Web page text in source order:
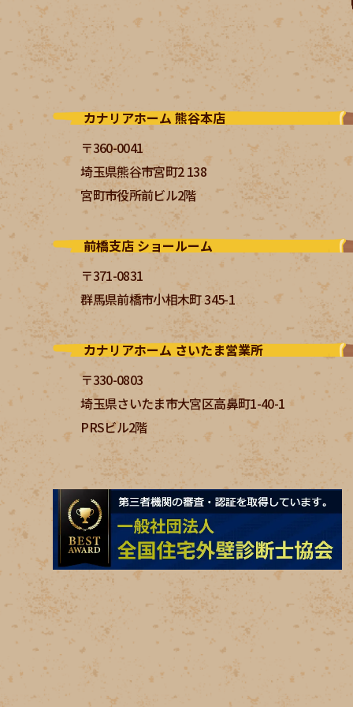
カナリアホーム 熊谷本店
〒360-0041
埼玉県熊谷市宮町2 138
宮町市役所前ビル2階
前橋支店 ショールーム
〒371-0831
群馬県前橋市小相木町 345-1
カナリアホーム さいたま営業所
〒330-0803
埼玉県さいたま市大宮区高鼻町1-40-1
PRSビル2階